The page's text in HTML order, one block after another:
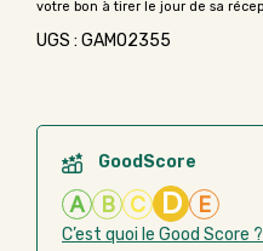
UGS : GAMO2355
GoodScore
A B C D E
C’est quoi le Good Score ?